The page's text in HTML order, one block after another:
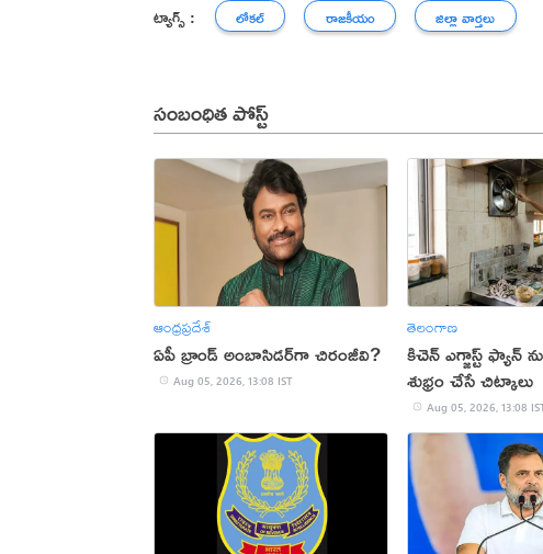
ట్యాగ్స్ : లోకల్ రాజకీయం జిల్లా వార్తలు
సంబంధిత పోస్ట్
ఆంధ్రప్రదేశ్
ఏపీ బ్రాండ్ అంబాసిడర్‌గా చిరంజీవి?
Aug 05, 2026, 13:08 IST
తెలంగాణ
కిచెన్ ఎగ్జాస్ట్ ఫ్యాన్
శుభ్రం చేసే చిట్కాలు
Aug 05, 2026, 13:08